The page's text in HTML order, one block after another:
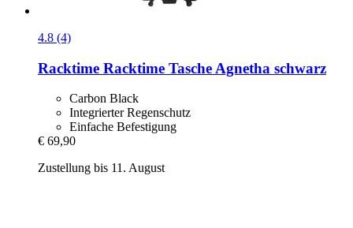
4.8 (4)
Racktime Racktime Tasche Agnetha schwarz
Carbon Black
Integrierter Regenschutz
Einfache Befestigung
€ 69,90
Zustellung bis 11. August